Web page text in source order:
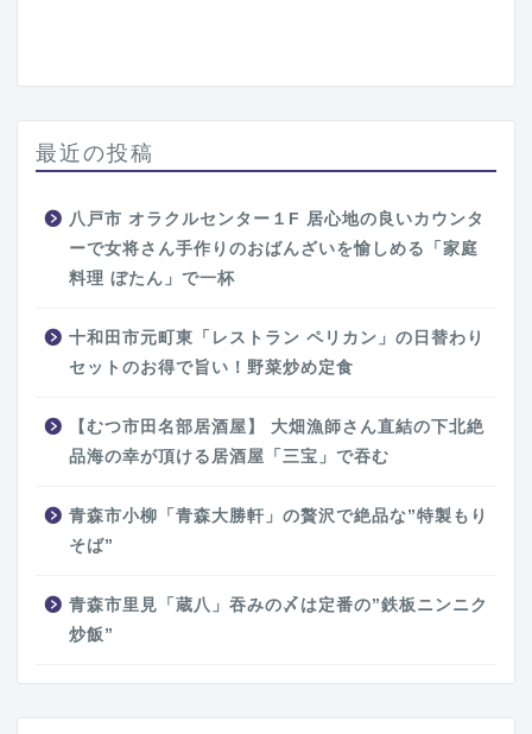
最近の投稿
八戸市 オラクルセンター１F 居心地の良いカウンタ
ーで女将さん手作りのおばんざいを愉しめる「家庭
料理 ぼたん」で一杯
十和田市元町東「レストラン ペリカン」の日替わり
セットのお得で旨い！野菜炒め定食
【むつ市田名部居酒屋】 大畑漁師さん直結の下北絶
品海の幸が頂ける居酒屋「三宝」で吞む
青森市小柳「青森大勝軒」の贅沢で絶品な”特製もり
そば”
青森市里見「蔵八」吞みの〆は定番の”鉄板ニンニク
炒飯”